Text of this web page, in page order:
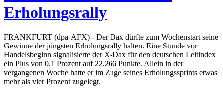
Erholungsrally
FRANKFURT (dpa-AFX) - Der Dax dürfte zum Wochenstart seine
Gewinne der jüngsten Erholungsrally halten. Eine Stunde vor
Handelsbeginn signalisierte der X-Dax für den deutschen Leitindex
ein Plus von 0,1 Prozent auf 22.266 Punkte. Allein in der
vergangenen Woche hatte er im Zuge seines Erholungssprints etwas
mehr als vier Prozent zugelegt.